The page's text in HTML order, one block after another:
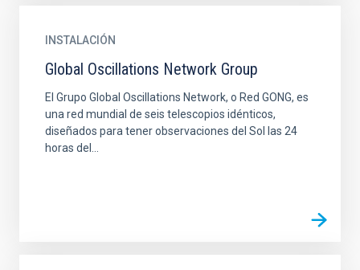
INSTALACIÓN
Global Oscillations Network Group
El Grupo Global Oscillations Network, o Red GONG, es
una red mundial de seis telescopios idénticos,
diseñados para tener observaciones del Sol las 24
horas del...